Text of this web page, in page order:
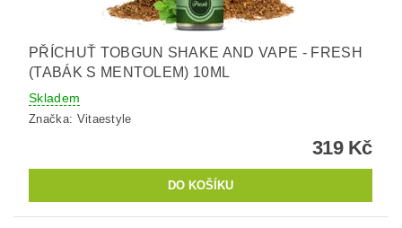
PŘÍCHUŤ TOBGUN SHAKE AND VAPE - FRESH
(TABÁK S MENTOLEM) 10ML
Skladem
Značka: Vitaestyle
319 Kč